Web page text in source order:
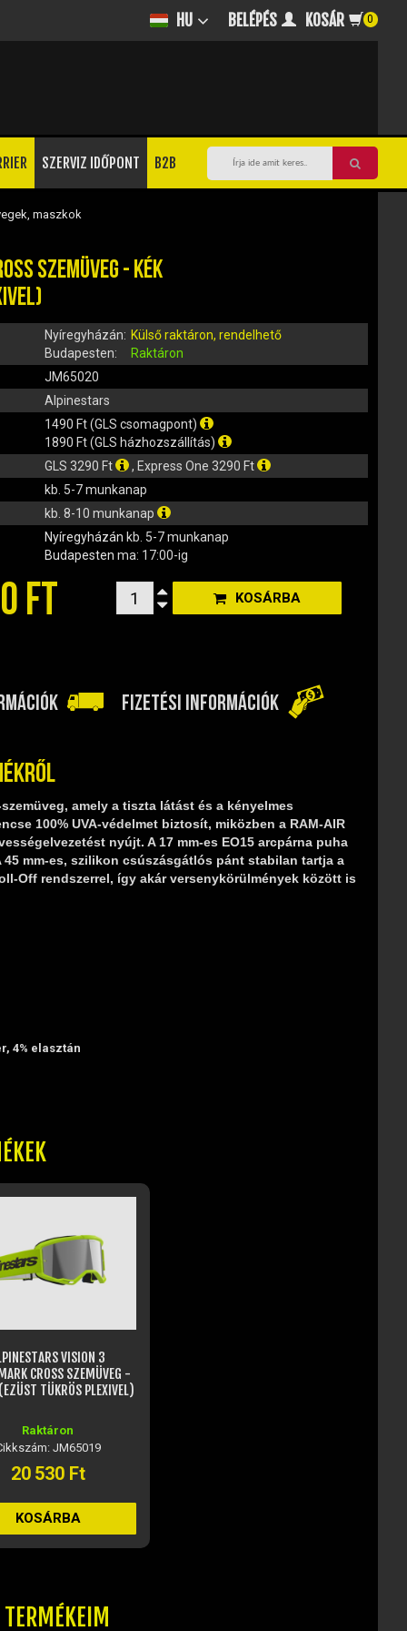
HU BELÉPÉS KOSÁR 0
SZERVIZ IDŐPONT B2B
maszkok
SZEMÜVEG - KÉK
Nyíregyházán: Külső raktáron, rendelhető
Budapesten:
Raktáron
JM65020
Alpinestars
1490 Ft (GLS csomagpont)
1890 Ft (GLS házhozszállítás)
GLS 3290 Ft
, Express One 3290 Ft
kb. 5-7 munkanap
kb. 8-10 munkanap
Nyíregyházán kb. 5-7 munkanap
Budapesten ma: 17:00-ig
FT KOSÁRBA
FIZETÉSI INFORMÁCIÓK
amely a tiszta látást és a kényelmes
100% UVA‑védelmet biztosít, miközben a RAM‑AIR
nyújt. A 17 mm‑es EO15 arcpárna puha
mm‑es, szilikon csúszásgátlós pánt stabilan tartja a
rendszerrel, így akár versenykörülmények között is
4% elasztán
VISION 3
CROSS SZEMÜVEG -
TÜKRÖS PLEXIVEL)
Raktáron
JM65019
20 530 Ft
KOSÁRBA